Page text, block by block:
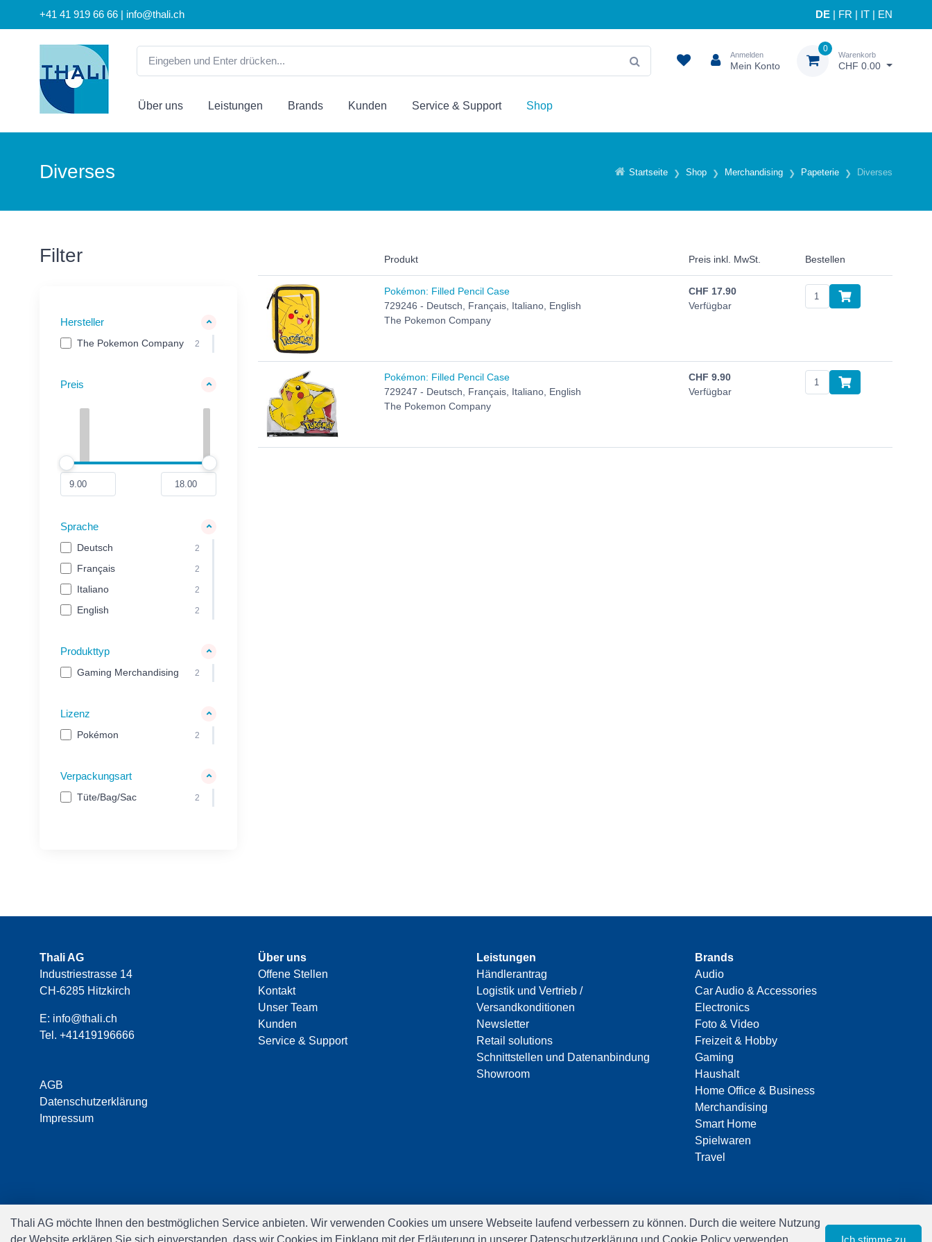
+41 41 919 66 66 | info@thali.ch DE FR IT EN
Anmelden
Mein Konto
0
Warenkorb
CHF 0.00
Über uns Leistungen Brands Kunden Service & Support Shop
Startseite Shop Merchandising Papeterie Diverses
Diverses
Filter
Hersteller
The Pokemon Company 2
Preis
Sprache
Deutsch 2
Français 2
Italiano 2
English 2
Produkttyp
Gaming Merchandising 2
Lizenz
Pokémon 2
Verpackungsart
Tüte/Bag/Sac 2
Produkt Preis inkl. MwSt. Bestellen
Pokémon: Filled Pencil Case
729246 - Deutsch, Français, Italiano, English
The Pokemon Company
CHF 17.90
Verfügbar
Pokémon: Filled Pencil Case
729247 - Deutsch, Français, Italiano, English
The Pokemon Company
CHF 9.90
Verfügbar
Thali AG
Industriestrasse 14
CH-6285 Hitzkirch
E: info@thali.ch
Tel. +41419196666
AGB
Datenschutzerklärung
Impressum
Über uns
Offene Stellen
Kontakt
Unser Team
Kunden
Service & Support
Leistungen
Händlerantrag
Logistik und Vertrieb /
Versandkonditionen
Newsletter
Retail solutions
Schnittstellen und Datenanbindung
Showroom
Brands
Audio
Car Audio & Accessories
Electronics
Foto & Video
Freizeit & Hobby
Gaming
Haushalt
Home Office & Business
Merchandising
Smart Home
Spielwaren
Travel
Thali AG möchte Ihnen den bestmöglichen Service anbieten. Wir verwenden Cookies um unsere Webseite laufend verbessern zu können. Durch die weitere Nutzung
der Website erklären Sie sich einverstanden, dass wir Cookies im Einklang mit der Erläuterung in unserer Datenschutzerklärung und Cookie Policy verwenden.
Ich stimme zu